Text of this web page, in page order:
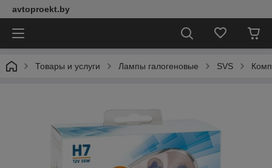
avtoproekt.by
Товары и услуги Лампы галогеновые SVS